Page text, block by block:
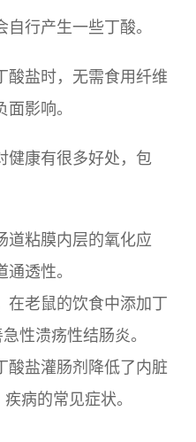
行产生一些丁酸。
酸盐时，无需食用纤维
影响。
健康有很多好处，包
粘膜内层的氧化应
透性。
在老鼠的饮食中添加丁
性溃疡性结肠炎。
酸盐灌肠剂降低了内脏
病的常见症状。